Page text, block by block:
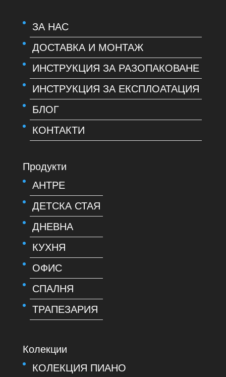
ЗА НАС
ДОСТАВКА И МОНТАЖ
ИНСТРУКЦИЯ ЗА РАЗОПАКОВАНЕ
ИНСТРУКЦИЯ ЗА ЕКСПЛОАТАЦИЯ
БЛОГ
КОНТАКТИ
Продукти
АНТРЕ
ДЕТСКА СТАЯ
ДНЕВНА
КУХНЯ
ОФИС
СПАЛНЯ
ТРАПЕЗАРИЯ
Колекции
КОЛЕКЦИЯ ПИАНО